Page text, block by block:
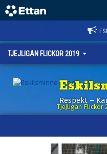
TJEJLIGAN FLICKOR 2019
Respekt –
Tjejligan Flickor